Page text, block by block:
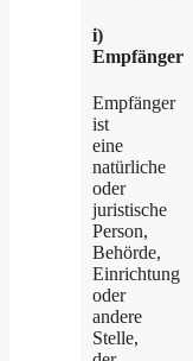
i)
Empfänger
Empfänger
ist
eine
natürliche
oder
juristische
Person,
Behörde,
Einrichtung
oder
andere
Stelle,